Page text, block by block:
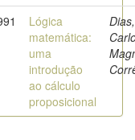
Lógica
matemática:
uma
introdução
ao cálculo
proposicional
Dias,